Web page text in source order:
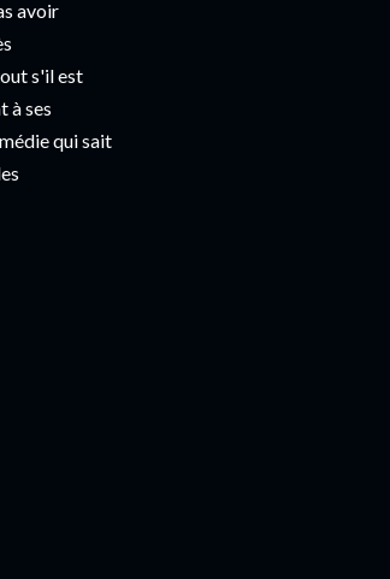
avoir
s'il est
à ses
qui sait